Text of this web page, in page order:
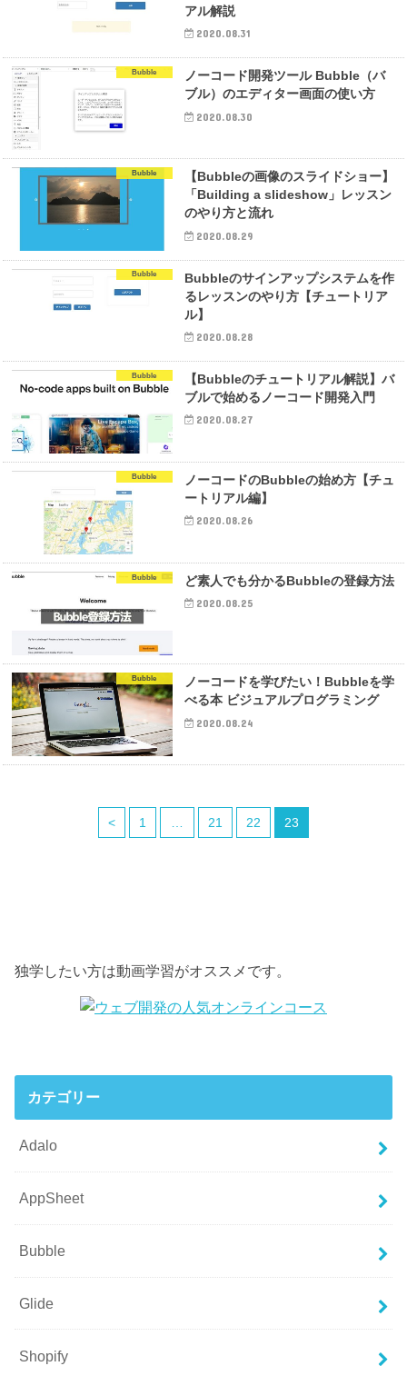
アル解説
2020.08.31
Bubble
ノーコード開発ツール Bubble（バ
ブル）のエディター画面の使い方
2020.08.30
Bubble
【Bubbleの画像のスライドショー】
「Building a slideshow」レッスン
のやり方と流れ
2020.08.29
Bubble
Bubbleのサインアップシステムを作
るレッスンのやり方【チュートリア
ル】
2020.08.28
Bubble
【Bubbleのチュートリアル解説】バ
ブルで始めるノーコード開発入門
2020.08.27
Bubble
ノーコードのBubbleの始め方【チュ
ートリアル編】
2020.08.26
Bubble ど素人でも分かるBubbleの登録方法
2020.08.25
Bubble
ノーコードを学びたい！Bubbleを学
べる本 ビジュアルプログラミング
2020.08.24
< 1 21 22 23
独学したい方は動画学習がオススメです。
カテゴリー
Adalo
AppSheet
Bubble
Glide
Shopify